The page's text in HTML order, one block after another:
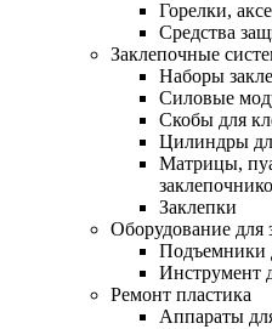
Горелки,
Средства
Заклепочные
Наборы
Силовые
Скобы для
Цилиндры
Матрицы,
Заклепки
Оборудование для
Подъемники
Инструмент
Ремонт пластика
Аппараты